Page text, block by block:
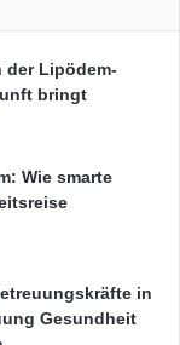
der Lipödem-
bringt
Wie smarte
in
Gesundheit